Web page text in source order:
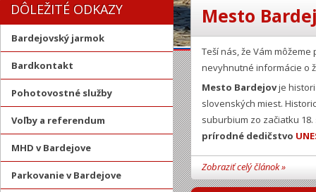
DÔLEŽITÉ ODKAZY
Bardejovský jarmok
Bardkontakt
Pohotovostné služby
Voľby a referendum
MHD v Bardejove
Parkovanie v Bardejove
Mesto
Teší nás, že Vám
nevyhnutné informácie o
Mesto Bardejovje
slovenských miest.
suburbium zo začiatku
prírodné dedičstvo
Zobraziť celý článok »